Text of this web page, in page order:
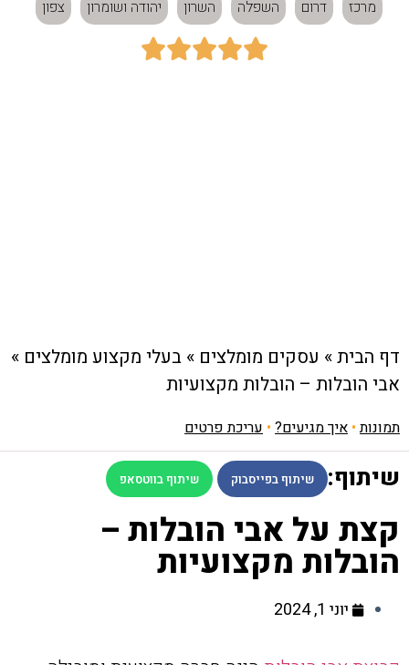
מרכז דרום השפלה השרון יהודה ושומרון צפון





דף הבית» עסקים מומלצים » בעלי מקצוע מומלצים »
אבי הובלות – הובלות מקצועיות
תמונות• איך מגיעים? • עריכת פרטים
שיתוף: שיתוף בפייסבוק שיתוף בווטסאפ
קצת על אבי הובלות –
הובלות מקצועיות
יוני 1, 2024